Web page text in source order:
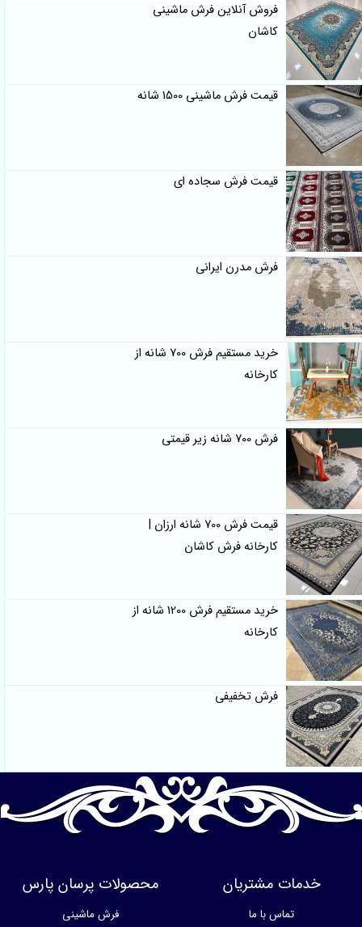
فروش آنلاین فرش ماشینی
کاشان
قیمت فرش ماشینی 1500 شانه
قیمت فرش سجاده ای
فرش مدرن ایرانی
خرید مستقیم فرش 700 شانه از
کارخانه
فرش 700 شانه زیر قیمتی
قیمت فرش 700 شانه ارزان |
کارخانه فرش کاشان
خرید مستقیم فرش 1200 شانه از
کارخانه
فرش تخفیفی
خدمات مشتریان
تماس با ما
محصولات پرسان پارس
فرش ماشینی